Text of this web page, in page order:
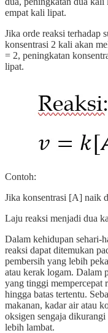
empat kali lipat.
Jika orde reaksi terhadap
konsentrasi 2 kali akan
= 2, peningkatan
lipat.
Contoh:
Jika konsentrasi [A] naik
Laju reaksi menjadi dua
Dalam kehidupan sehari-
reaksi dapat ditemukan
pembersih yang lebih
atau kerak logam. Dalam
yang tinggi mempercepat
hingga batas tertentu.
makanan, kadar air atau
oksigen sengaja
lebih lambat.